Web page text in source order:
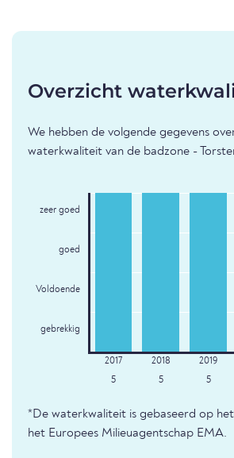
Overzicht
We hebben de volgende gegevens
waterkwaliteit van de badzone -
zeer goed
goed
Voldoende
gebrekkig
5 5 5
*De waterkwaliteit is gebaseerd op
het Europees Milieuagentschap EMA.